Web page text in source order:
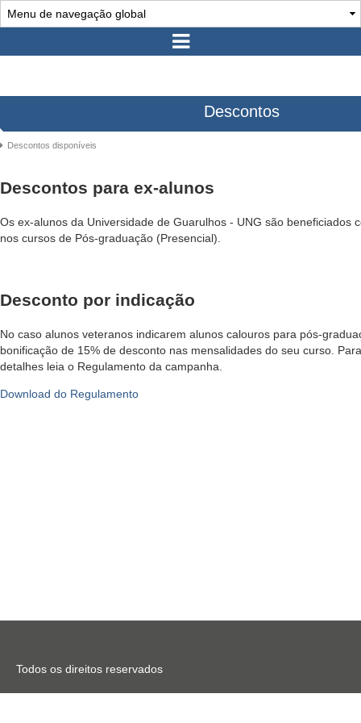
Descontos
Descontos disponíveis
Descontos para ex-alunos
Os ex-alunos da Universidade de Guarulhos - UNG são beneficiados
nos cursos de Pós-graduação (Presencial).
Desconto por indicação
No caso alunos veteranos indicarem alunos calouros para pós-
bonificação de 15% de desconto nas mensalidades do seu curso.
detalhes leia o Regulamento da campanha.
Download do Regulamento
Todos os direitos reservados